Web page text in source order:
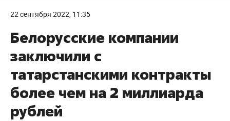
22 сентября 2022, 11:35
Белорусские компании
заключили с
татарстанскими контракты
более чем на 2 миллиарда
рублей